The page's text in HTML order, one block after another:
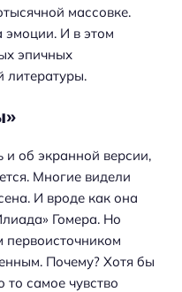
массовке.
эмоции. И в этом
эпичных
литературы.
об экранной версии,
Многие видели
И вроде как она
Гомера. Но
первоисточником
Почему? Хотя бы
то самое чувство